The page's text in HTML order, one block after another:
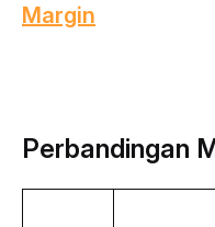
Margin
Perbandingan